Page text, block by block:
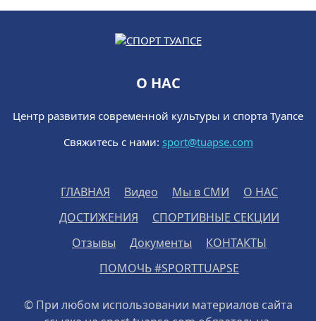
О НАС
Центр развития современной культуры и спорта Туапсе
Свяжитесь с нами: sport@tuapse.com
ГЛАВНАЯ Видео Мы в СМИ
О НАС
ДОСТИЖЕНИЯ
СПОРТИВНЫЕ СЕКЦИИ
Отзывы
Документы
КОНТАКТЫ
ПОМОЧЬ #SPORTTUAPSE
© При любом использовании материалов сайта